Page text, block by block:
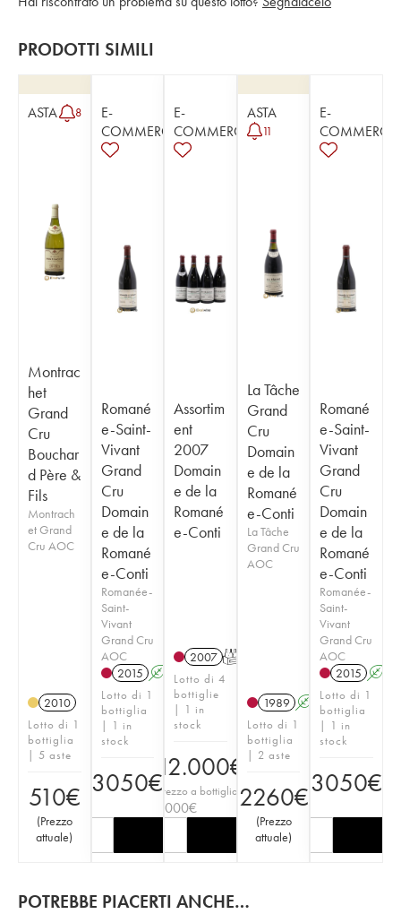
PRODOTTI SIMILI
ASTA 8
Montrac
het
Grand
Cru
Bouchar
d Père &
Fils
Montrach
et Grand
Cru AOC
2010
Lotto di 1
bottiglia
| 5 aste
510€
(Prezzo
attuale)
E-
COMMERCE
Romané
e-Saint-
Vivant
Grand
Cru
Domain
e de la
Romané
e-Conti
Romanée-
Saint-
Vivant
Grand Cru
AOC
2015 A
Lotto di 1
bottiglia
| 1 in
stock
3050€
E-
COMMERCE
Assortim
ent
2007
Domain
e de la
Romané
e-Conti
2007 T
Lotto di 4
bottiglie
| 1 in
stock
12.000€
Prezzo a bottiglia
3000€
ASTA
11
La Tâche
Grand
Cru
Domain
e de la
Romané
e-Conti
La Tâche
Grand Cru
AOC
1989 A
Lotto di 1
bottiglia
| 2 aste
2260€
(Prezzo
attuale)
E-
COMMERCE
Romané
e-Saint-
Vivant
Grand
Cru
Domain
e de la
Romané
e-Conti
Romanée-
Saint-
Vivant
Grand Cru
AOC
2015 A
Lotto di 1
bottiglia
| 1 in
stock
3050€
POTREBBE PIACERTI ANCHE…